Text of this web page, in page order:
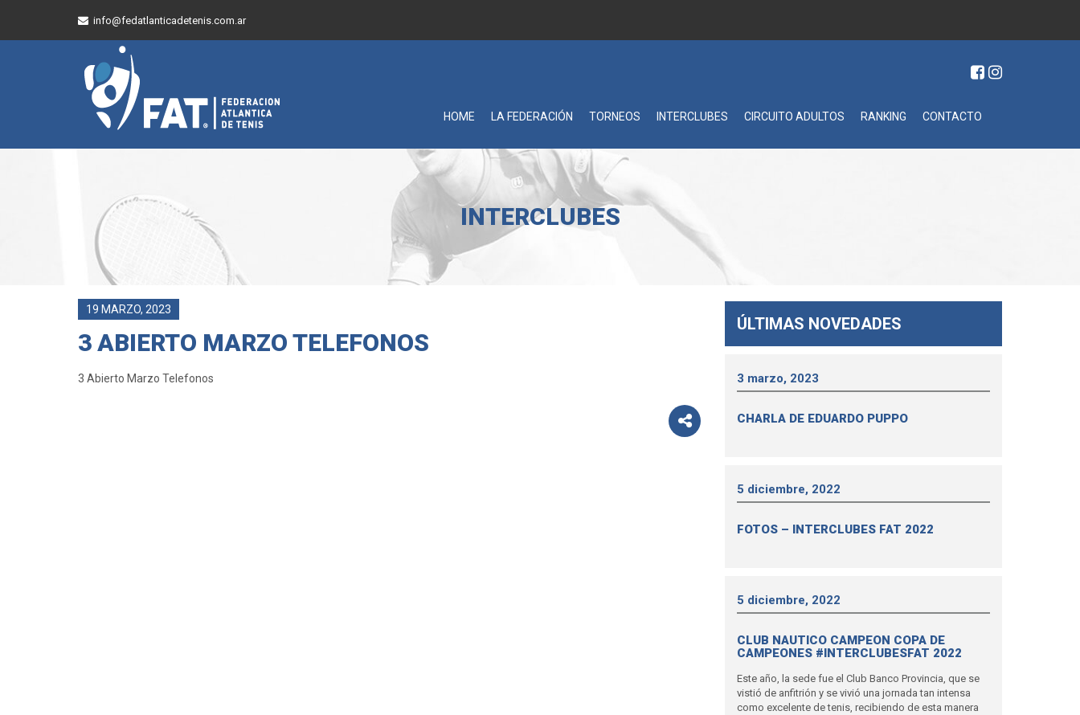
info@fedatlanticadetenis.com.ar
HOME LA FEDERACIÓN TORNEOS INTERCLUBES CIRCUITO ADULTOS RANKING CONTACTO
INTERCLUBES
19 MARZO, 2023
3 ABIERTO MARZO TELEFONOS
3 Abierto Marzo Telefonos
ÚLTIMAS NOVEDADES
3 marzo, 2023
CHARLA DE EDUARDO PUPPO
5 diciembre, 2022
FOTOS – INTERCLUBES FAT 2022
5 diciembre, 2022
CLUB NAUTICO CAMPEON COPA DE
CAMPEONES #INTERCLUBESFAT 2022
Este año, la sede fue el Club Banco Provincia, que se
vistió de anfitrión y se vivió una jornada tan intensa
como excelente de tenis, recibiendo de esta manera